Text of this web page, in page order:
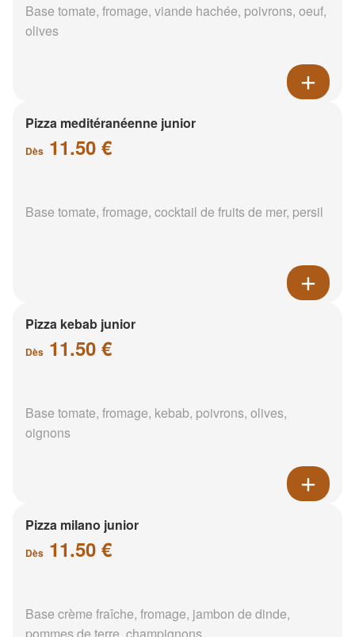
Base tomate, fromage, viande hachée, poivrons, oeuf,
olives
Pizza meditéranéenne junior
Dès 11.50 €
Base tomate, fromage, cocktail de fruits de mer, persil
Pizza kebab junior
Dès 11.50 €
Base tomate, fromage, kebab, poivrons, olives,
oignons
Pizza milano junior
Dès 11.50 €
Base crème fraîche, fromage, jambon de dinde,
pommes de terre, champignons